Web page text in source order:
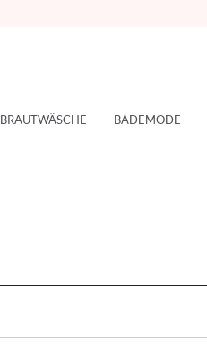
BRAUTWÄSCHE BADEMODE